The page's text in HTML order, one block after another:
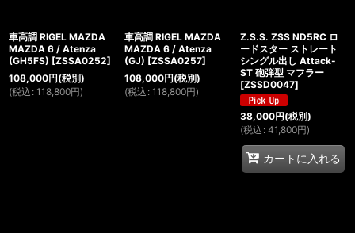
車高調 RIGEL MAZDA
MAZDA 6 / Atenza
(GH5FS) [ZSSA0252]
108,000円(税別)
(税込 : 118,800円)
車高調 RIGEL MAZDA
MAZDA 6 / Atenza
(GJ) [ZSSA0257]
108,000円(税別)
(税込 : 118,800円)
Z.S.S. ZSS ND5RC ロ
ードスター ストレート
シングル出し Attack-
ST 砲弾型 マフラー
[ZSSD0047]
38,000円(税別)
(税込 : 41,800円)
カートに入れる